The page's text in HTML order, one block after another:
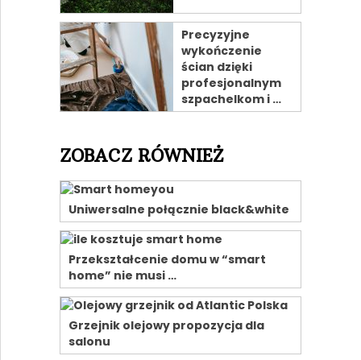
Precyzyjne
wykończenie
ścian dzięki
profesjonalnym
szpachelkom i …
ZOBACZ RÓWNIEŻ
Uniwersalne połącznie black&white
Przekształcenie domu w “smart
home” nie musi …
Grzejnik olejowy propozycja dla
salonu